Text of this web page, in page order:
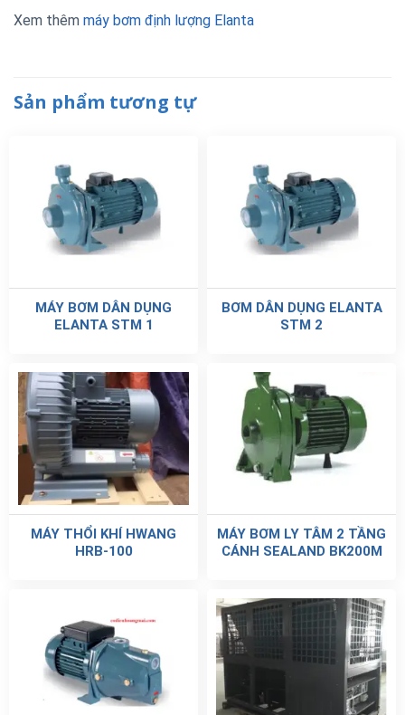
Xem thêm máy bơm định lượng Elanta
Sản phẩm tương tự
MÁY BƠM DÂN DỤNG
ELANTA STM 1
BƠM DÂN DỤNG ELANTA
STM 2
MÁY THỔI KHÍ HWANG
HRB-100
MÁY BƠM LY TÂM 2 TẦNG
CÁNH SEALAND BK200M